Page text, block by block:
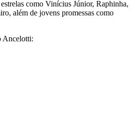
como Vinícius Júnior, Raphinha,
além de jovens promessas como
Ancelotti: